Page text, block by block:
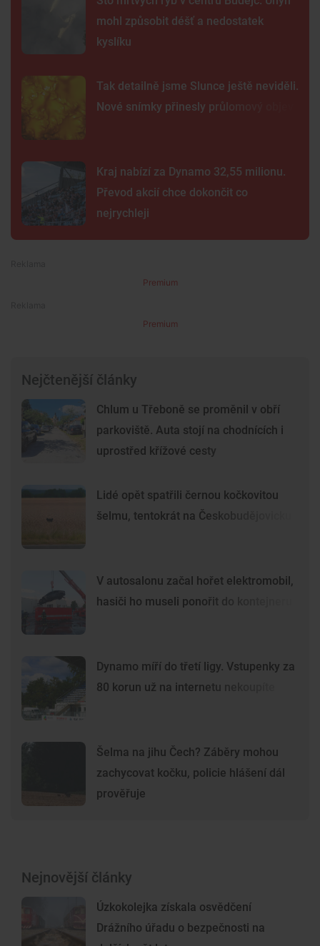
mohl způsobit déšť a nedostatek
kyslíku
Tak detailně jsme Slunce ještě neviděli.
Nové snímky přinesly průlomový objev
Kraj nabízí za Dynamo 32,55 milionu.
Převod akcií chce dokončit co
nejrychleji
Premium
Premium
Nejčtenější články
Chlum u Třeboně se proměnil v obří
parkoviště. Auta stojí na chodnících i
uprostřed křížové cesty
Lidé opět spatřili černou kočkovitou
šelmu, tentokrát na Českobudějovicku
V autosalonu začal hořet elektromobil,
hasiči ho museli ponořit do kontejneru
Dynamo míří do třetí ligy. Vstupenky za
80 korun už na internetu nekoupíte
Šelma na jihu Čech? Záběry mohou
zachycovat kočku, policie hlášení dál
prověřuje
Nejnovější články
Úzkokolejka získala osvědčení
Drážního úřadu o bezpečnosti na